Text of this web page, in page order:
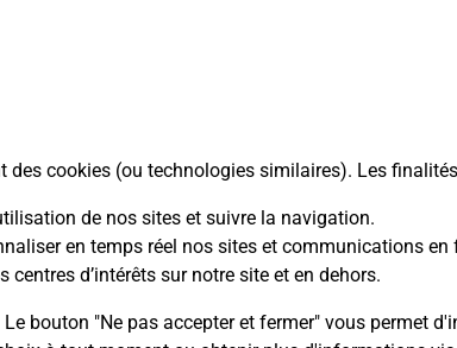
des cookies (ou technologies similaires). Les
de nos sites et suivre la navigation.
en temps réel nos sites et communications
d’intérêts sur notre site et en dehors.
bouton "Ne pas accepter et fermer" vous permet